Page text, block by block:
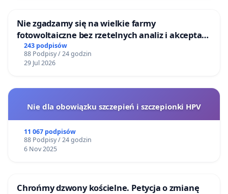
Nie zgadzamy się na wielkie farmy
fotowoltaiczne bez rzetelnych analiz i akceptacji
mieszkańców
243 podpisów
88 Podpisy / 24 godzin
29 Jul 2026
Nie dla obowiązku szczepień i szczepionki HPV
11 067 podpisów
88 Podpisy / 24 godzin
6 Nov 2025
Chrońmy dzwony kościelne. Petycja o zmianę